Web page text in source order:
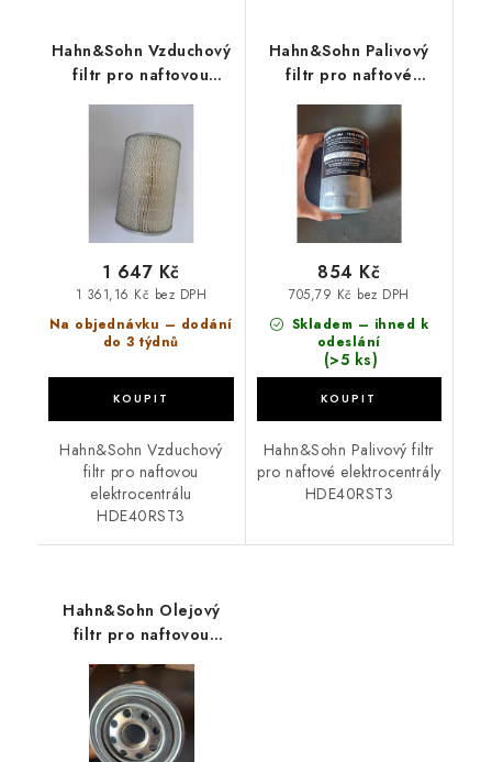
Hahn&Sohn Vzduchový
filtr pro naftovou
Na objednávku – dodání
do 3 týdnů
1 361,16 Kč bez DPH
1 647 Kč
Hahn&Sohn Vzduchový
filtr pro naftovou
elektrocentrálu
HDE40RST3
Hahn&Sohn Palivový
filtr pro naftové
HDE40RST3
Skladem – ihned k
odeslání
(>5 ks)
705,79 Kč bez DPH
854 Kč
Hahn&Sohn Palivový filtr
pro naftové elektrocentrály
HDE40RST3
Hahn&Sohn Olejový
filtr pro naftovou
elektrocentrálu
HDE40RST3